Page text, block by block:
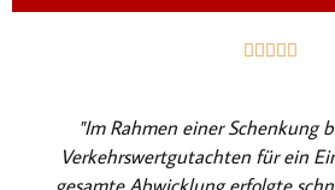
    B
e
r
"Im Rahmen einer Schenkung
Verkehrswertgutachten für ein
gesamte Abwicklung erfolgte